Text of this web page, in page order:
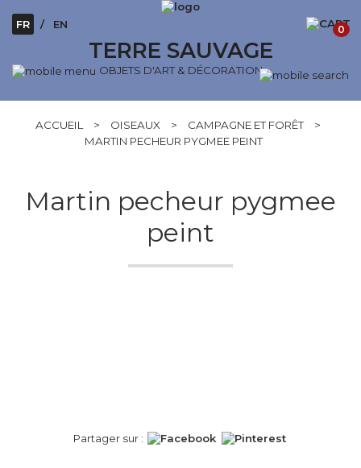
TERRE SAUVAGE
OBJETS D'ART & DÉCORATION
FR EN 0
ACCUEIL > OISEAUX > CAMPAGNE ET FORÊT
>
MARTIN PECHEUR PYGMEE PEINT
Martin pecheur pygmee
peint
Partager sur :